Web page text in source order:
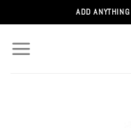
au
contenu
ADD